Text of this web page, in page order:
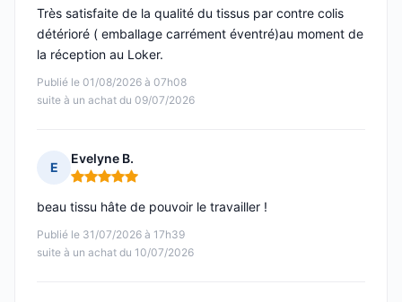
Publié le 01/08/2026 à 07h08
suite à un achat du 09/07/2026
Très satisfaite de la qualité du tissus par contre colis
détérioré ( emballage carrément éventré)au moment de
la réception au Loker.
E
Evelyne B.
Note : 5 sur 5
Publié le 31/07/2026 à 17h39
suite à un achat du 10/07/2026
beau tissu hâte de pouvoir le travailler !